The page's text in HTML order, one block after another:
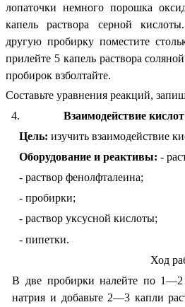
лопаточки немного порошка
капель раствора серной
другую пробирку поместите
прилейте 5 капель раствора
пробирок взболтайте.
Составьте уравнения реакций,
Взаимодействие
Цель: изучить взаимодействие
Оборудование и реактивы: -
- раствор фенолфталеина;
- пробирки;
- раствор уксусной кислоты;
- пипетки.
Ход
В две пробирки налейте по 1—2
натрия и добавьте 2—3 капли